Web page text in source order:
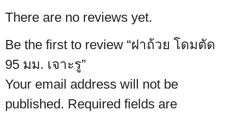
There are no reviews yet.
Be the first to review “ฝาถ้วย โดมตัด
95 มม. เจาะรู”
Your email address will not be
published. Required fields are